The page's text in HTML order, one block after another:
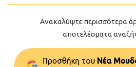
Ανακαλύψτε περισσότερα
αποτελέσματα
Προσθήκη του Νέα